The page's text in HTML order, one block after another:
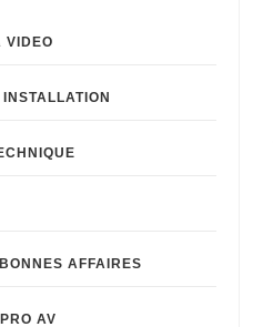
VIDEO
INSTALLATION
AFFAIRES
AV